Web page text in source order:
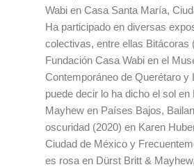
Wabi en Casa Santa María,
Ha participado en diversas
colectivas, entre ellas Bitácoras
Fundación Casa Wabi en el
Contemporáneo de Querétaro y
puede decir lo ha dicho el sol en
Mayhew en Países Bajos,
oscuridad (2020) en Karen
Ciudad de México y
es rosa en Dürst Britt &